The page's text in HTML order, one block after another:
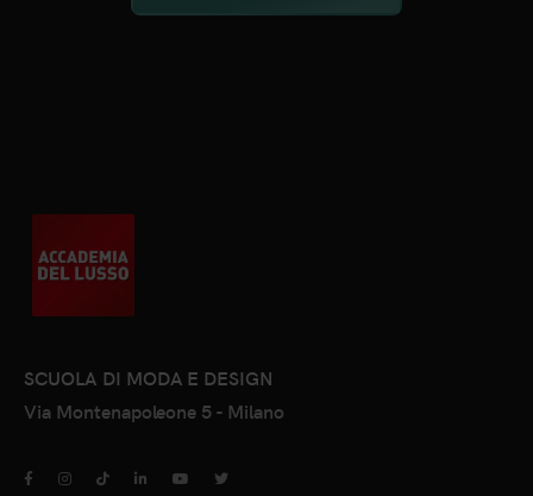
SCUOLA DI MODA E DESIGN
Via Montenapoleone 5 - Milano